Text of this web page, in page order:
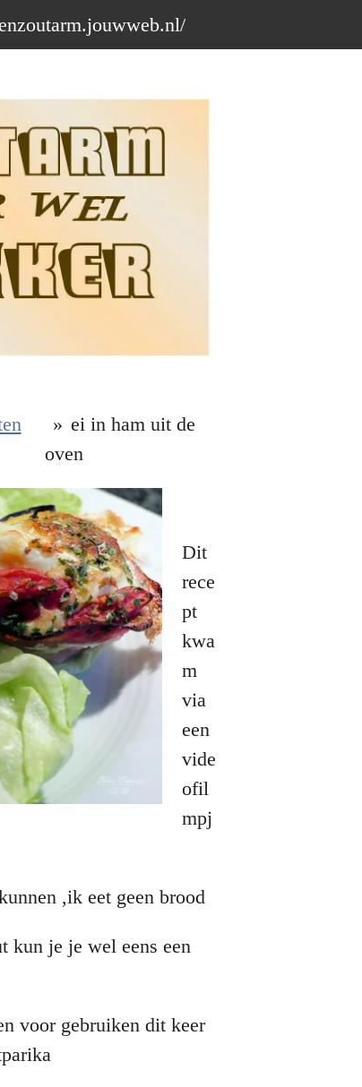
» ei in ham uit de
oven
Dit
rece
pt
kwa
m
via
een
vide
ofil
mpj
,ik eet geen brood
kun je je wel eens een
voor gebruiken dit keer